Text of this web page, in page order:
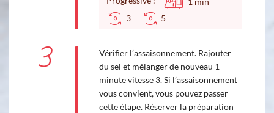
3
5
3
Vérifier l’assaisonnement. Rajouter
du sel et mélanger de nouveau 1
minute vitesse 3. Si l’assaisonnement
vous convient, vous pouvez passer
cette étape. Réserver la préparation